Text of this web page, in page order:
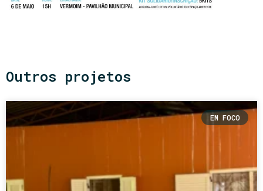
Outros projetos
EM FOCO